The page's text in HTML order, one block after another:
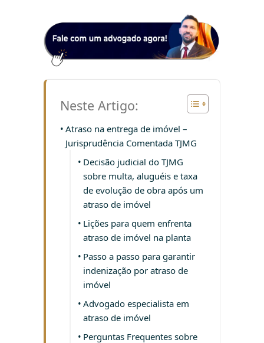
Neste Artigo:
Atraso na entrega de imóvel –
Jurisprudência Comentada TJMG
Decisão judicial do TJMG
sobre multa, aluguéis e taxa
de evolução de obra após um
atraso de imóvel
Lições para quem enfrenta
atraso de imóvel na planta
Passo a passo para garantir
indenização por atraso de
imóvel
Advogado especialista em
atraso de imóvel
Perguntas Frequentes sobre